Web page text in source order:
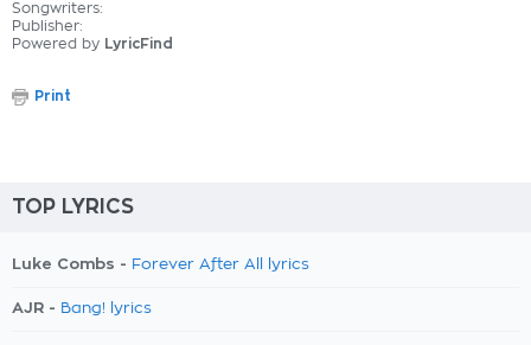
Songwriters:
Publisher:
Powered by LyricFind
Print
TOP LYRICS
Luke Combs - Forever After All lyrics
AJR - Bang! lyrics